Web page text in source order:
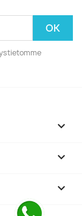


